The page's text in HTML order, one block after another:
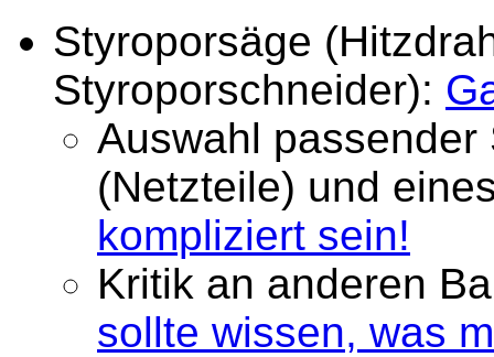
Styroporsäge
Styroporschneider):
Auswahl
(Netzteile) und
kompliziert sein!
Kritik an anderen
sollte wissen, was